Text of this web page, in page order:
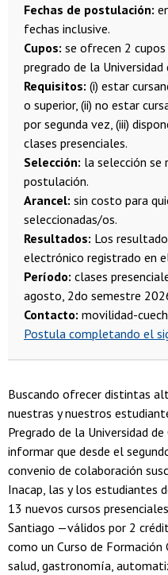
Fechas de postulación:
fechas inclusive.
Cupos: se ofrecen 2
pregrado de la Universidad
Requisitos: (i) estar
o superior, (ii) no estar
por segunda vez, (iii)
clases presenciales.
Selección: la selección se
postulación.
Arancel: sin costo para
seleccionadas/os.
Resultados: Los
electrónico registrado en
Período: clases
agosto, 2do semestre
Contacto: movilidad-
Postula completando el
Buscando ofrecer distintas
nuestras y nuestros
Pregrado de la Universidad
informar que desde el
convenio de colaboración
Inacap, las y los estudiantes
13 nuevos cursos
Santiago —válidos por 2
como un Curso de Formación
salud, gastronomía,